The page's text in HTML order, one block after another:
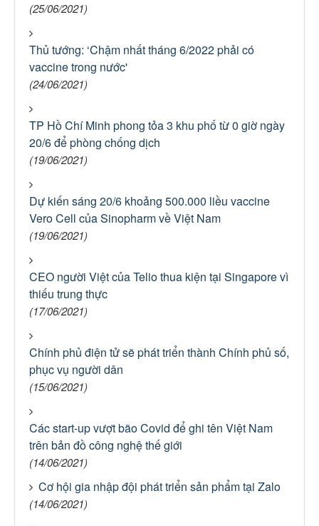
(25/06/2021)
Thủ tướng: ‘Chậm nhất tháng 6/2022 phải có
vaccine trong nước'
(24/06/2021)
TP Hồ Chí Minh phong tỏa 3 khu phố từ 0 giờ ngày
20/6 để phòng chống dịch
(19/06/2021)
Dự kiến sáng 20/6 khoảng 500.000 liều vaccine
Vero Cell của Sinopharm về Việt Nam
(19/06/2021)
CEO người Việt của Telio thua kiện tại Singapore vì
thiếu trung thực
(17/06/2021)
Chính phủ điện tử sẽ phát triển thành Chính phủ số,
phục vụ người dân
(15/06/2021)
Các start-up vượt bão Covid để ghi tên Việt Nam
trên bản đồ công nghệ thế giới
(14/06/2021)
Cơ hội gia nhập đội phát triển sản phẩm tại Zalo
(14/06/2021)